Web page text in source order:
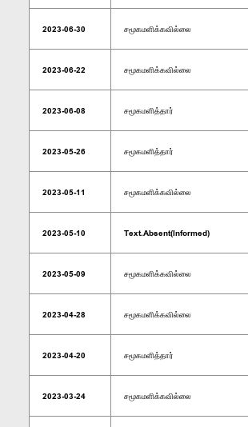
2023-06-30 சமூகமளிக்கவில்லை
2023-06-22 சமூகமளிக்கவில்லை
2023-06-08 சமூகமளித்தார்
2023-05-26 சமூகமளித்தார்
2023-05-11 சமூகமளிக்கவில்லை
2023-05-10 Text.Absent(Informed)
2023-05-09 சமூகமளிக்கவில்லை
2023-04-28 சமூகமளிக்கவில்லை
2023-04-20 சமூகமளித்தார்
2023-03-24 சமூகமளிக்கவில்லை